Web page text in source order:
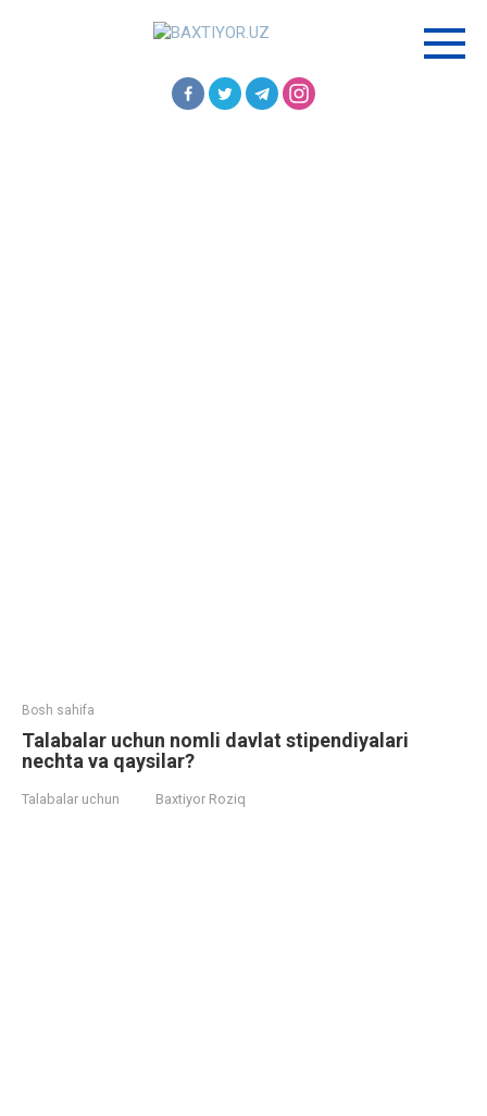
Bosh sahifa
Talabalar uchun nomli davlat stipendiyalari
nechta va qaysilar?
Talabalar uchun Baxtiyor Roziq